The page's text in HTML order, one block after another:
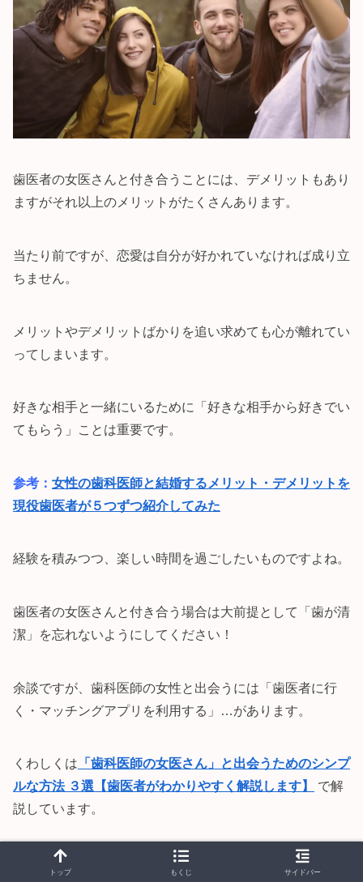
歯医者の女医さんと付き合うことには、デメリットもあり
ますがそれ以上のメリットがたくさんあります。
当たり前ですが、恋愛は自分が好かれていなければ成り立
ちません。
メリットやデメリットばかりを追い求めても心が離れてい
ってしまいます。
好きな相手と一緒にいるために「好きな相手から好きでい
てもらう」ことは重要です。
参考： 女性の歯科医師と結婚するメリット・デメリットを
現役歯医者が５つずつ紹介してみた
経験を積みつつ、楽しい時間を過ごしたいものですよね。
歯医者の女医さんと付き合う場合は大前提として「歯が清
潔」を忘れないようにしてください！
余談ですが、歯科医師の女性と出会うには「歯医者に行
く・マッチングアプリを利用する」…があります。
くわしくは 「歯科医師の女医さん」と出会うためのシンプ
ルな方法 ３選【歯医者がわかりやすく解説します】
で解
説しています。
女医さんに興味のある人はぜひ参考にしてみてください！
トップ もくじ サイドバー